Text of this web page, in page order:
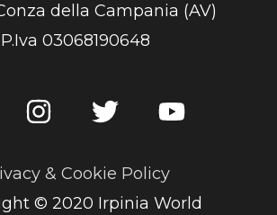
della Campania (AV)
P.Iva 03068190648
& Cookie Policy
© 2020 Irpinia World